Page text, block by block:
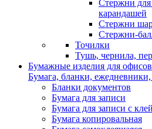
Стержни для
карандашей
Стержни
Стержни-
Точилки
Тушь, чернила,
Бумажные изделия для офисов
Бумага, бланки,
Бланки документов
Бумага для записи
Бумага для записи с
Бумага копировальная